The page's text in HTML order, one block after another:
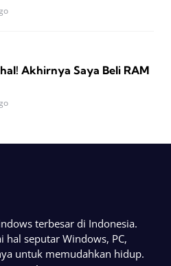
Akhirnya Saya Beli RAM
terbesar di Indonesia.
hal seputar Windows, PC,
untuk memudahkan hidup.